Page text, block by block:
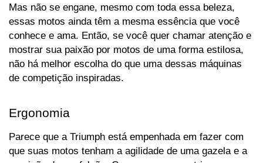
Mas não se engane, mesmo com toda essa beleza,
essas motos ainda têm a mesma essência que você
conhece e ama. Então, se você quer chamar atenção e
mostrar sua paixão por motos de uma forma estilosa,
não há melhor escolha do que uma dessas máquinas
de competição inspiradas.
Ergonomia
Parece que a Triumph está empenhada em fazer com
que suas motos tenham a agilidade de uma gazela e a